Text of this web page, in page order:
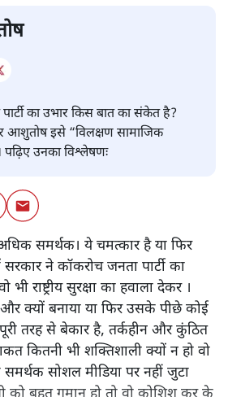
का उभार किस बात का संकेत है?
आशुतोष इसे “विलक्षण सामाजिक
पढ़िए उनका विश्लेषणः